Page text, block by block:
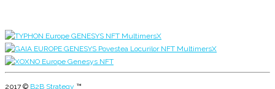
2017 © B2B Strategy ™